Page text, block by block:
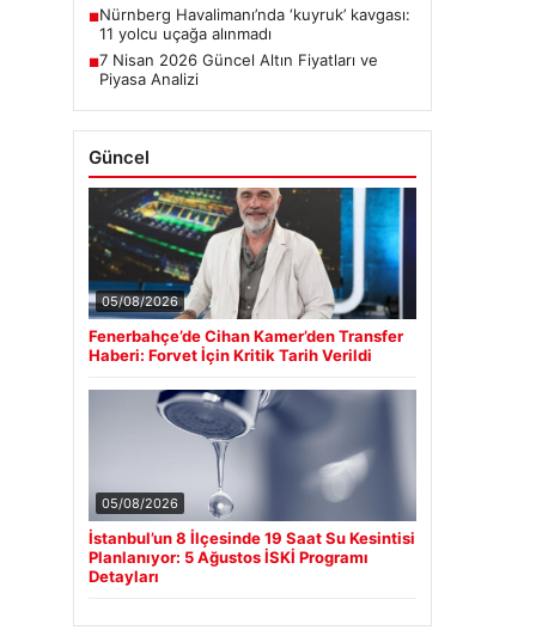
■Nürnberg Havalimanı’nda ‘kuyruk’ kavgası:
11 yolcu uçağa alınmadı
■7 Nisan 2026 Güncel Altın Fiyatları ve
Piyasa Analizi
Güncel
05/08/2026
Fenerbahçe’de Cihan Kamer’den Transfer
Haberi: Forvet İçin Kritik Tarih Verildi
05/08/2026
İstanbul’un 8 İlçesinde 19 Saat Su Kesintisi
Planlanıyor: 5 Ağustos İSKİ Programı
Detayları